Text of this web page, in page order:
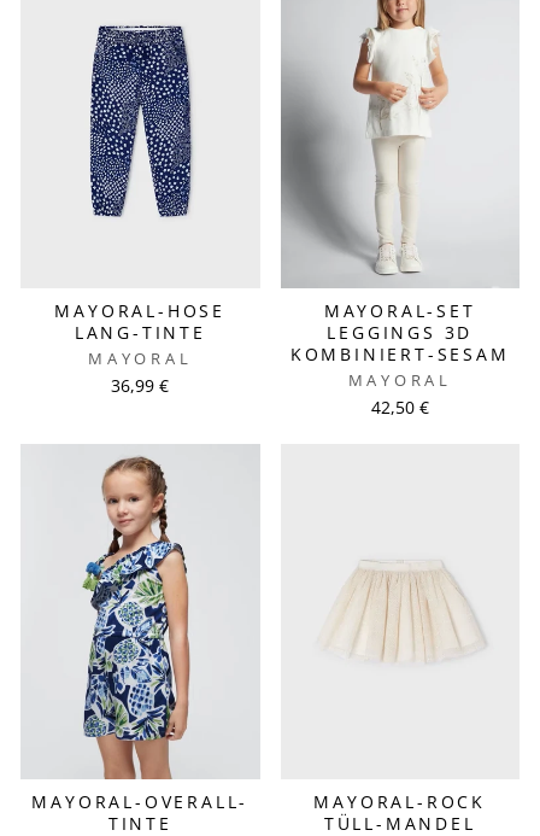
MAYORAL-HOSE
LANG-TINTE
MAYORAL
36,99 €
MAYORAL-SET
LEGGINGS 3D
KOMBINIERT-SESAM
MAYORAL
42,50 €
MAYORAL-OVERALL-
TINTE
MAYORAL-ROCK
TÜLL-MANDEL